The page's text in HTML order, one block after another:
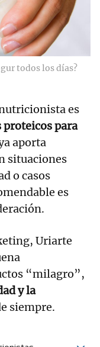
todos los días?
es
proteicos para
aporta
situaciones
o casos
es
Uriarte
“milagro”,
y la
siempre.